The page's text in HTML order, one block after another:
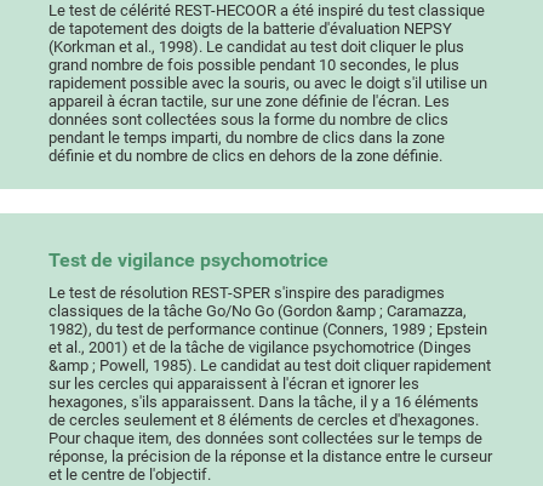
Le test de célérité REST-HECOOR a été inspiré du test classique
de tapotement des doigts de la batterie d'évaluation NEPSY
(Korkman et al., 1998). Le candidat au test doit cliquer le plus
grand nombre de fois possible pendant 10 secondes, le plus
rapidement possible avec la souris, ou avec le doigt s'il utilise un
appareil à écran tactile, sur une zone définie de l'écran. Les
données sont collectées sous la forme du nombre de clics
pendant le temps imparti, du nombre de clics dans la zone
définie et du nombre de clics en dehors de la zone définie.
Test de vigilance psychomotrice
Le test de résolution REST-SPER s'inspire des paradigmes
classiques de la tâche Go/No Go (Gordon &amp ; Caramazza,
1982), du test de performance continue (Conners, 1989 ; Epstein
et al., 2001) et de la tâche de vigilance psychomotrice (Dinges
&amp ; Powell, 1985). Le candidat au test doit cliquer rapidement
sur les cercles qui apparaissent à l'écran et ignorer les
hexagones, s'ils apparaissent. Dans la tâche, il y a 16 éléments
de cercles seulement et 8 éléments de cercles et d'hexagones.
Pour chaque item, des données sont collectées sur le temps de
réponse, la précision de la réponse et la distance entre le curseur
et le centre de l'objectif.